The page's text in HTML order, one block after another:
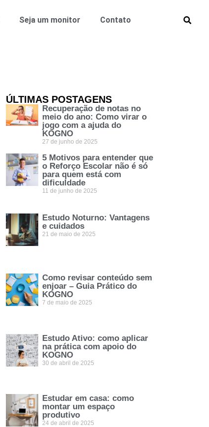
Seja um monitor Contato
ÚLTIMAS POSTAGENS
Recuperação de notas no
meio do ano: Como virar o
jogo com a ajuda do
KOGNO
27 de junho de 2025
5 Motivos para entender que
o Reforço Escolar não é só
para quem está com
dificuldade
11 de junho de 2025
Estudo Noturno: Vantagens
e cuidados
21 de maio de 2025
Como revisar conteúdo sem
enjoar – Guia Prático do
KOGNO
7 de maio de 2025
Estudo Ativo: como aplicar
na prática com apoio do
KOGNO
30 de abril de 2025
Estudar em casa: como
montar um espaço
produtivo
24 de abril de 2025